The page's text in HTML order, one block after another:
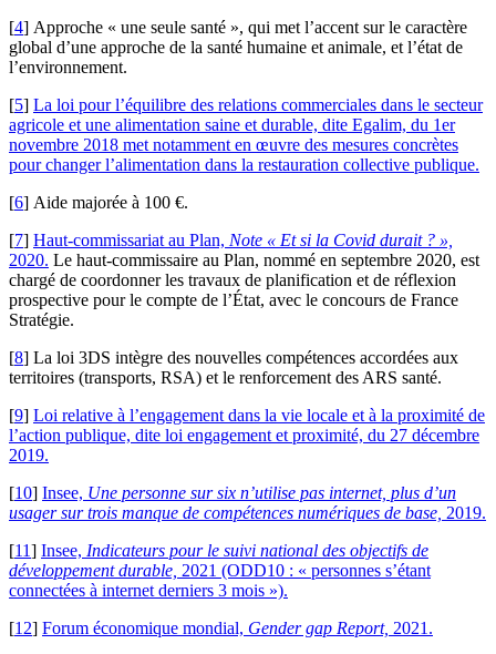
[4] Approche « une seule santé », qui met l’accent sur le caractère
global d’une approche de la santé humaine et animale, et l’état de
l’environnement.
[5] La loi pour l’équilibre des relations commerciales dans le secteur
agricole et une alimentation saine et durable, dite Egalim, du 1er
novembre 2018 met notamment en œuvre des mesures concrètes
pour changer l’alimentation dans la restauration collective publique.
[6] Aide majorée à 100 €.
[7] Haut-commissariat au Plan, Note « Et si la Covid durait ? »,
2020. Le haut-commissaire au Plan, nommé en septembre 2020, est
chargé de coordonner les travaux de planification et de réflexion
prospective pour le compte de l’État, avec le concours de France
Stratégie.
[8] La loi 3DS intègre des nouvelles compétences accordées aux
territoires (transports, RSA) et le renforcement des ARS santé.
[9] Loi relative à l’engagement dans la vie locale et à la proximité de
l’action publique, dite loi engagement et proximité, du 27 décembre
2019.
[10] Insee, Une personne sur six n’utilise pas internet, plus d’un
usager sur trois manque de compétences numériques de base, 2019.
[11] Insee, Indicateurs pour le suivi national des objectifs de
développement durable, 2021 (ODD10 : « personnes s’étant
connectées à internet derniers 3 mois »).
[12] Forum économique mondial, Gender gap Report, 2021.